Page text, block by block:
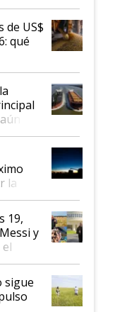
de US$
qué
así
de cada
la
19,
y
"darle
sigue